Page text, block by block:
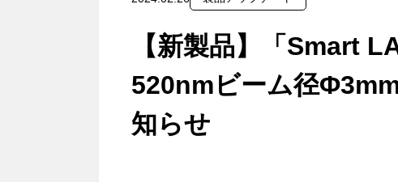
【新製品】「Smart
520nmビーム径
知らせ